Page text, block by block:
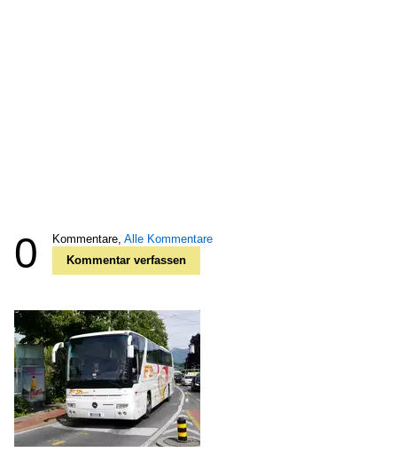
0 Kommentare, Alle Kommentare
Kommentar verfassen